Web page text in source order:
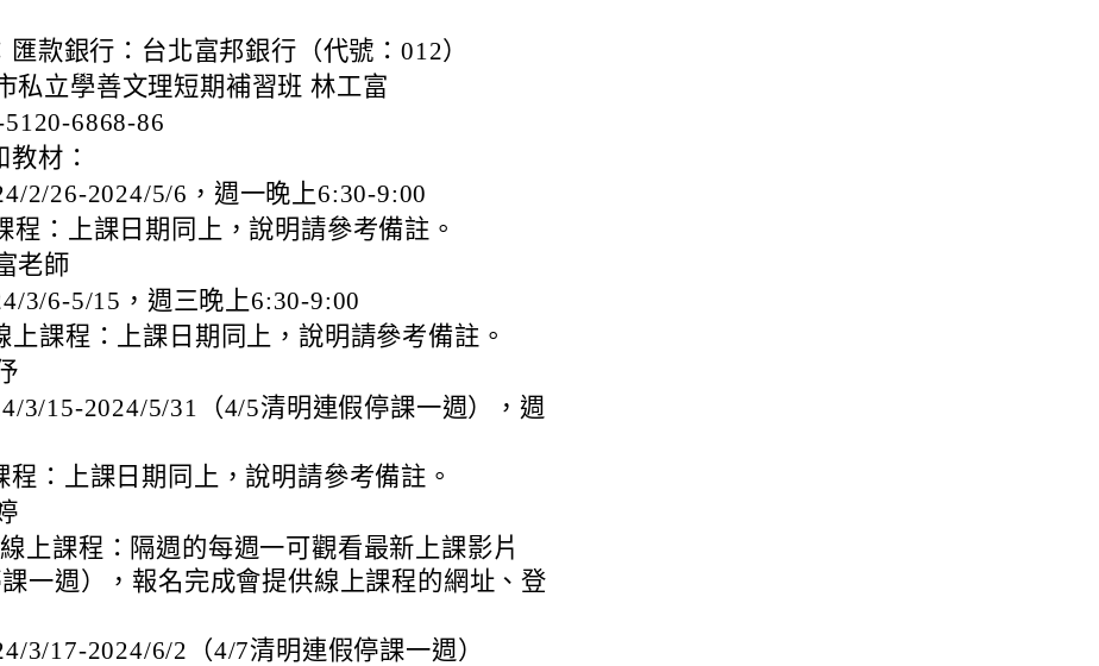
匯款銀行：台北富邦銀行（代號：012）
私立學善文理短期補習班 林工富
6868-86
教材：
2/26-2024/5/6，週一晚上6:30-9:00
程：上課日期同上，說明請參考備註。
老師
3/6-5/15，週三晚上6:30-9:00
上課程：上課日期同上，說明請參考備註。
3/15-2024/5/31（4/5清明連假停課一週），週
：上課日期同上，說明請參考備註。
上課程：隔週的每週一可觀看最新上課影片
課一週），報名完成會提供線上課程的網址、登
3/17-2024/6/2（4/7清明連假停課一週）